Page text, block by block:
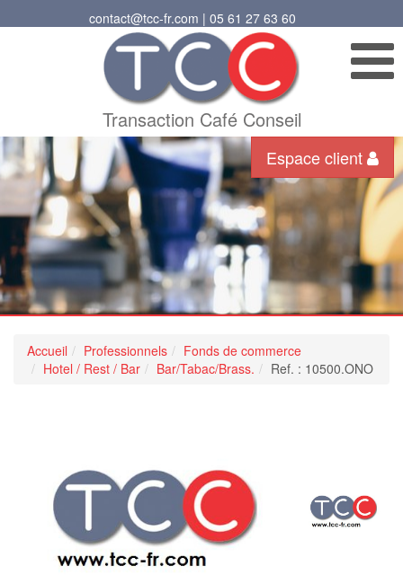
contact@tcc-fr.com | 05 61 27 63 60
Transaction Café Conseil
Espace client
Accueil Professionnels
Fonds de commerce
Hotel / Rest / Bar
Bar/Tabac/Brass. Ref. : 10500.ONO